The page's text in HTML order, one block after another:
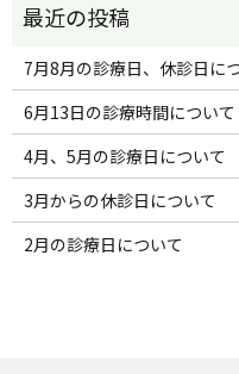
7月8月の診療日、休診日に
6月13日の診療時間について
4月、5月の診療日について
3月からの休診日について
2月の診療日について